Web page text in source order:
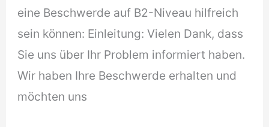
eine Beschwerde auf B2-Niveau hilfreich
sein können: Einleitung: Vielen Dank, dass
Sie uns über Ihr Problem informiert haben.
Wir haben Ihre Beschwerde erhalten und
möchten uns